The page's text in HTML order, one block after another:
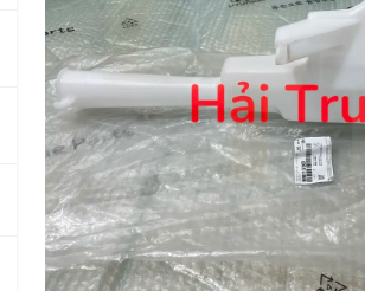
Cọc lái, hộp, mô tơ
Bảng công tắc điều hòa AC
Đồng hồ táp lô
Gương Đèn Bãi - Tháo Xe
Thân vỏ Bãi Tháo Xe
Nắp Capo, Cốp Sau, Cánh Cửa